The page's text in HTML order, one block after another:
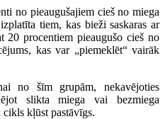
no pieaugušajiem cieš no miega
tiem, kas bieži saskaras ar
20 procentiem pieaugušo cieš no
kas var „piemeklēt“ vairāk
no šīm grupām, nekavējoties
slikta miega vai bezmiega
cikls kļūst pastāvīgs.